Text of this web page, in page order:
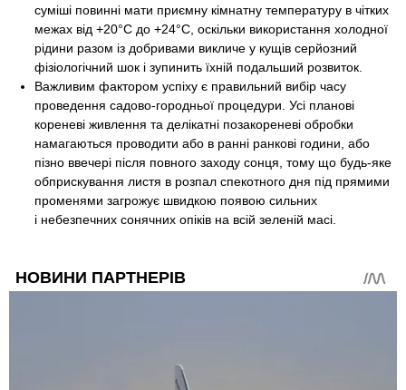
суміші повинні мати приємну кімнатну температуру в чітких
межах від +20°C до +24°C, оскільки використання холодної
рідини разом із добривами викличе у кущів серйозний
фізіологічний шок і зупинить їхній подальший розвиток.
Важливим фактором успіху є правильний вибір часу
проведення садово-городньої процедури. Усі планові
кореневі живлення та делікатні позакореневі обробки
намагаються проводити або в ранні ранкові години, або
пізно ввечері після повного заходу сонця, тому що будь-яке
обприскування листя в розпал спекотного дня під прямими
променями загрожує швидкою появою сильних
і небезпечних сонячних опіків на всій зеленій масі.